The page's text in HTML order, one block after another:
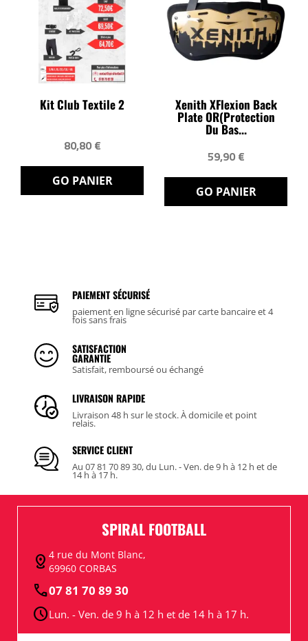
Kit Club Textile 2
80,80 €
GO PANIER
Xenith XFlexion Back
Plate OR(protection
Du Bas...
59,90 €
GO PANIER
PAIEMENT SÉCURISÉ
paiement en ligne sécurisé par carte bancaire et 4
fois sans frais
SATISFACTION
GARANTIE
Satisfait, remboursé ou échangé
LIVRAISON RAPIDE
Livraison 48 h sur le stock. À domicile et point
relais.
SERVICE CLIENT
Au 07 81 70 89 30, du Lun. - Ven. de 9 h à 12 h et de
14 h à 17 h.
SPIRAL FOOTBALL
distance 4 rue du Mont Blanc,
69960 CORBAS
call07 81 70 89 30
scheduleLun. - Ven. de 9 h à 12 h et de 14 h à 17 h.